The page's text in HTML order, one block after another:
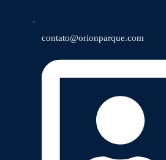
contato@orionparque.com